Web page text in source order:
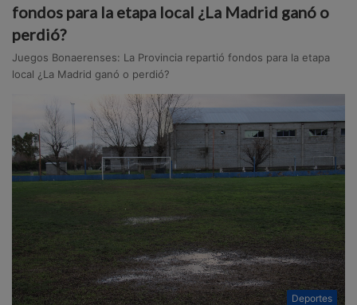
fondos para la etapa local ¿La Madrid ganó o
perdió?
Juegos Bonaerenses: La Provincia repartió fondos para la etapa
local ¿La Madrid ganó o perdió?
Deportes